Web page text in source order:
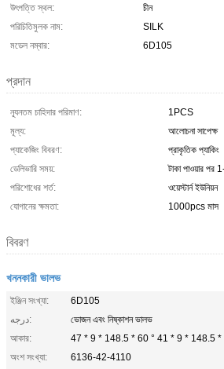
উৎপত্তি স্থল:
চীন
পরিচিতিমুলক নাম:
SILK
মডেল নম্বার:
6D105
প্রদান
ন্যূনতম চাহিদার পরিমাণ:
1PCS
মূল্য:
আলোচনা সাপেক্ষ
প্যাকেজিং বিবরণ:
প্রাকৃতিক প্যাকিং
ডেলিভারি সময়:
টাকা পাওয়ার পর
পরিশোধের শর্ত:
ওয়েস্টার্ন ইউনিয়ন
যোগানের ক্ষমতা:
1000pcs মাস
বিবরণ
খননকারী ভালভ
ইঞ্জিন সংখ্যা:
6D105
درجه:
ভোজন এবং নিষ্কাশন ভালভ
আকার:
47 * 9 * 148.5 * 60 ° 41 * 9 * 148.5 *
অংশ সংখ্যা:
6136-42-4110